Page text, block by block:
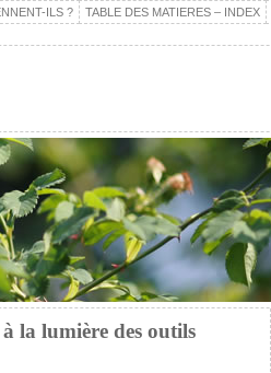
ILS ? TABLE DES MATIERES – INDEX
la lumière des outils